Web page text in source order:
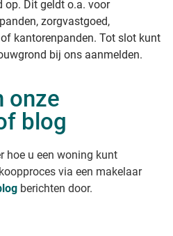
op. Dit geldt o.a. voor
zorgvastgoed,
kantorenpanden. Tot slot kunt
bij ons aanmelden.
onze
blog
hoe u een woning kunt
via een makelaar
berichten door.